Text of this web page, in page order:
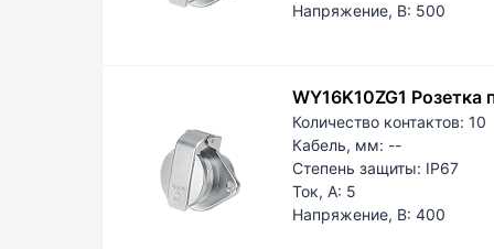
Напряжение, В: 500
WY16K10ZG1 Розетка
Количество контактов: 10
Кабель, мм: --
Степень защиты: IP67
Ток, А: 5
Напряжение, В: 400